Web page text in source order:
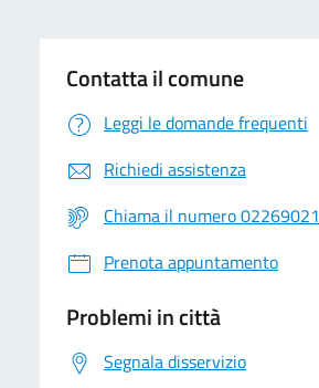
Contatta il comune
Leggi le domande frequenti
Richiedi assistenza
Chiama il numero 02269021
Prenota appuntamento
Problemi in città
Segnala disservizio